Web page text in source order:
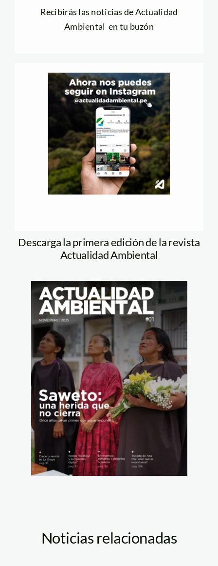
Recibirás las noticias de Actualidad
Ambiental en tu buzón
Descarga la primera edición de la revista
Actualidad Ambiental
Noticias relacionadas